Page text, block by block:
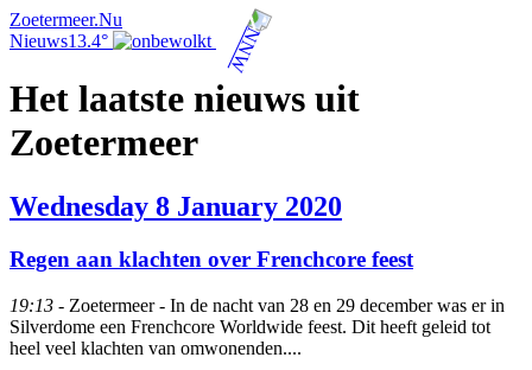
Zoetermeer.Nu
Nieuws13.4°
Het laatste nieuws uit
Zoetermeer
Wednesday 8 January 2020
Regen aan klachten over Frenchcore feest
19:13 - Zoetermeer - In de nacht van 28 en 29 december was er in
Silverdome een Frenchcore Worldwide feest. Dit heeft geleid tot
heel veel klachten van omwonenden....